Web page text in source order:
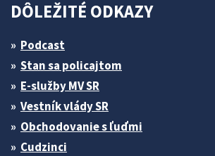
DÔLEŽITÉ ODKAZY
Podcast
Stan sa policajtom
E-služby MV SR
Vestník vlády SR
Obchodovanie s ľuďmi
Cudzinci